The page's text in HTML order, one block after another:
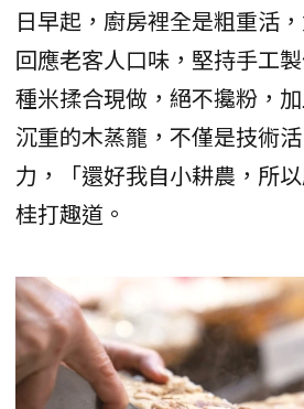
日早起，廚房裡全是粗重活
回應老客人口味，堅持手工
種米揉合現做，絕不攙粉，
沉重的木蒸籠，不僅是技術
力，「還好我自小耕農，所
桂打趣道。